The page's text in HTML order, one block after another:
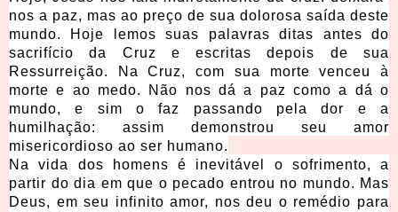
nos a paz, mas ao preço de sua dolorosa saída deste
mundo. Hoje lemos suas palavras ditas antes do
sacrifício da Cruz e escritas depois de sua
Ressurreição. Na Cruz, com sua morte venceu à
morte e ao medo. Não nos dá a paz como a dá o
mundo, e sim o faz passando pela dor e a
humilhação: assim demonstrou seu amor
misericordioso ao ser humano.
Na vida dos homens é inevitável o sofrimento, a
partir do dia em que o pecado entrou no mundo. Mas
Deus, em seu infinito amor, nos deu o remédio para